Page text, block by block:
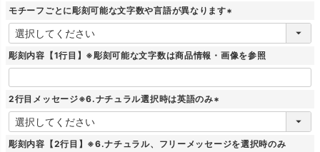
須
モチーフごとに彫刻可能な文字数や言語が異なります
(
須
彫刻内容【1行目】※彫刻可能な文字数は商品情報・画像を参照
2行目メッセージ※6.ナチュラル選択時は英語のみ
(
彫刻内容【2行目】※6.ナチュラル、フリーメッセージを選択時のみ